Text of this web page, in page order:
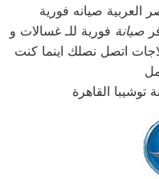
صيانة فورية للـ غسالات و
اتصل نصلك اينما كنت
القاهرة